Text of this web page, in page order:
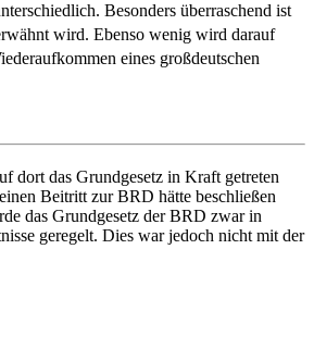
Besonders überraschend ist
wird. Ebenso wenig wird darauf
eines großdeutschen
dort das Grundgesetz in Kraft getreten
Beitritt zur BRD hätte beschließen
das Grundgesetz der BRD zwar in
geregelt. Dies war jedoch nicht mit der